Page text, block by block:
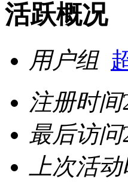
活跃概况
用户组
注册时间
最后访问
上次活